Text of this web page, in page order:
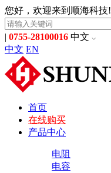
您好，欢迎来到顺海科技!
| 0755-28100016 中文
中文 EN
首页
在线购买
产品中心
电阻
电容